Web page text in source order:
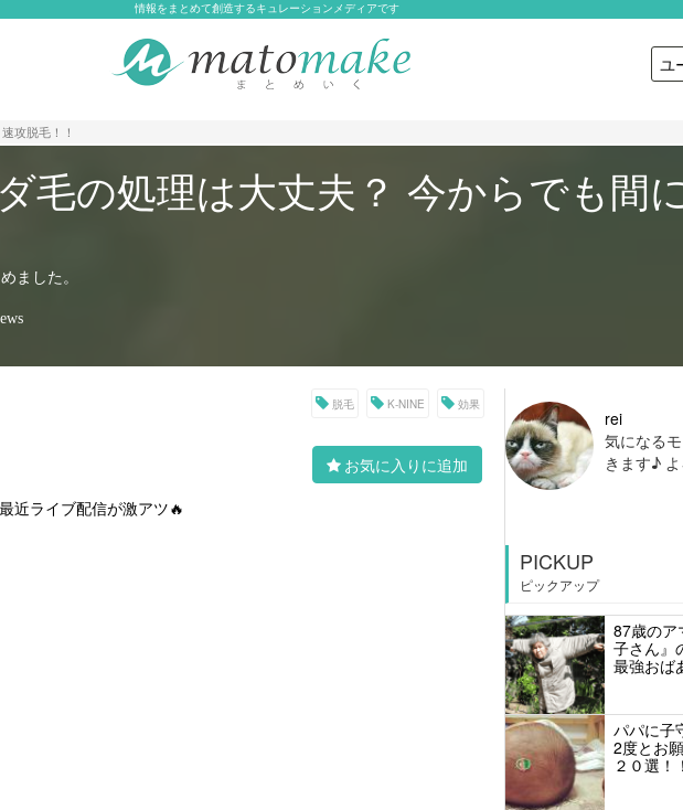
情報をまとめて創造するキュレーションメディアです
ユ
攻脱毛！！
毛の処理は大丈夫？ 今からでも間
ました。
脱毛 K-NINE 効果
お気に入りに追加
最近ライブ配信が激アツ🔥
rei
気になる
きます♪
PICKUP
ピックアップ
87歳のア
子さん』
最強おば
パパに子
2度とお
２０選！！